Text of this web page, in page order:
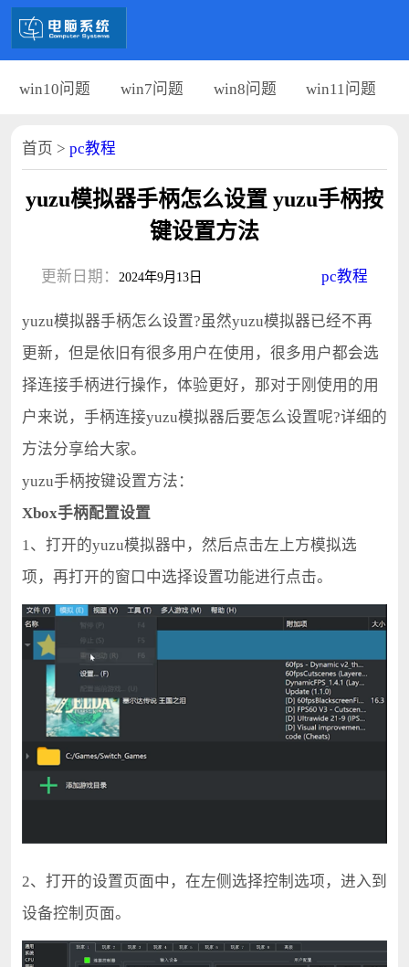
win10问题 win7问题 win8问题 win11问题
首页 > pc教程
yuzu模拟器手柄怎么设置 yuzu手柄按
键设置方法
更新日期： 2024年9月13日 pc教程
yuzu模拟器手柄怎么设置?虽然yuzu模拟器已经不再
更新，但是依旧有很多用户在使用，很多用户都会选
择连接手柄进行操作，体验更好，那对于刚使用的用
户来说，手柄连接yuzu模拟器后要怎么设置呢?详细的
方法分享给大家。
yuzu手柄按键设置方法：
Xbox手柄配置设置
1、打开的yuzu模拟器中，然后点击左上方模拟选
项，再打开的窗口中选择设置功能进行点击。
2、打开的设置页面中，在左侧选择控制选项，进入到
设备控制页面。